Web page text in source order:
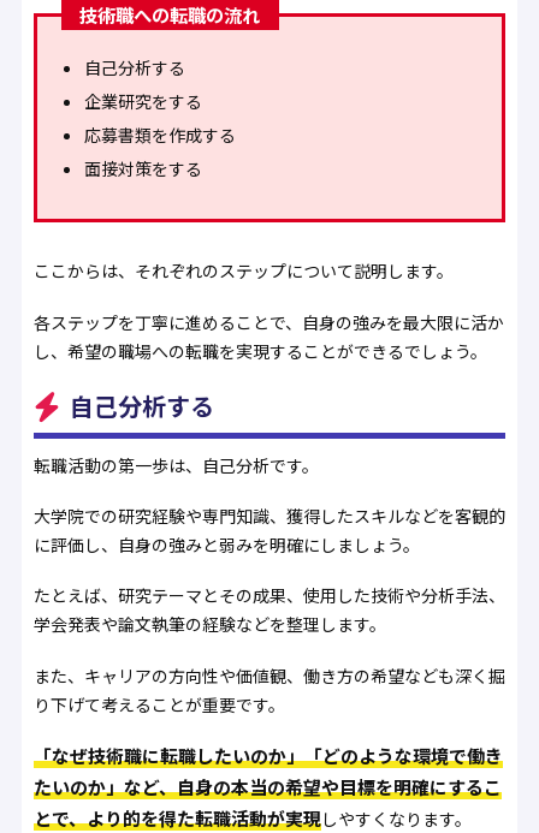
技術職への転職の流れ
自己分析する
企業研究をする
応募書類を作成する
面接対策をする
ここからは、それぞれのステップについて説明します。
各ステップを丁寧に進めることで、自身の強みを最大限に活か
し、希望の職場への転職を実現することができるでしょう。
自己分析する
転職活動の第一歩は、自己分析です。
大学院での研究経験や専門知識、獲得したスキルなどを客観的
に評価し、自身の強みと弱みを明確にしましょう。
たとえば、研究テーマとその成果、使用した技術や分析手法、
学会発表や論文執筆の経験などを整理します。
また、キャリアの方向性や価値観、働き方の希望なども深く掘
り下げて考えることが重要です。
「なぜ技術職に転職したいのか」「どのような環境で働き
たいのか」など、自身の本当の希望や目標を明確にするこ
とで、より的を得た転職活動が実現しやすくなります。